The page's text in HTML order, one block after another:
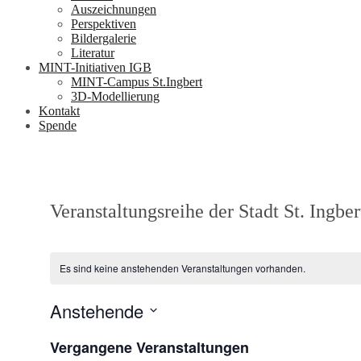
Auszeichnungen
Perspektiven
Bildergalerie
Literatur
MINT-Initiativen IGB
MINT-Campus St.Ingbert
3D-Modellierung
Kontakt
Spende
Veranstaltungsreihe der Stadt St.
Es sind keine anstehenden Veranstaltungen vorhanden.
Anstehende
wählen.
Vergangene Veranstaltungen